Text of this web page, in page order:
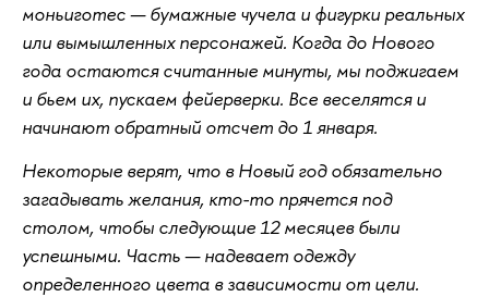
моньиготес — бумажные чучела и фигурки реальных
или вымышленных персонажей. Когда до Нового
года остаются считанные минуты, мы поджигаем
и бьем их, пускаем фейерверки. Все веселятся и
начинают обратный отсчет до 1 января.
Некоторые верят, что в Новый год обязательно
загадывать желания, кто-то прячется под
столом, чтобы следующие 12 месяцев были
успешными. Часть — надевает одежду
определенного цвета в зависимости от цели.